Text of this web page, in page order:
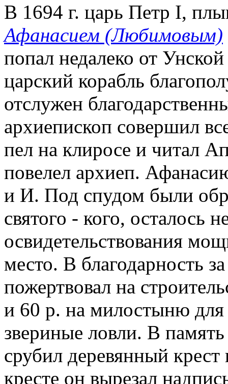
В 1694 г. царь Петр I,
Афанасием (Любимовым)
попал недалеко от
царский корабль
отслужен
архиепископ совершил
пел на клиросе и читал
повелел архиеп.
и И. Под спудом были
святого - кого, осталось
освидетельствования
место. В благодарность
пожертвовал на
и 60 р. на милостыню
звериные ловли. В
срубил деревянный крест
кресте он вырезал